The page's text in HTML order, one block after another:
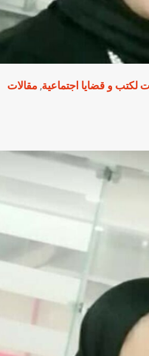
لكتب و قضايا اجتماعية, مقالات